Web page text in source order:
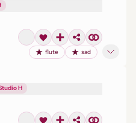
flute sad
H